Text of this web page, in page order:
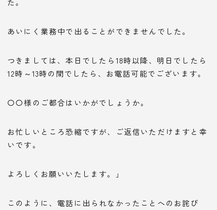
あいにく業務中で出ることができませんでした。
つきましては、本日でしたら18時以降、明日でしたら
12時～13時の間でしたら、お電話可能でございます。
〇〇様のご都合はいかがでしょうか。
お忙しいところ恐縮ですが、ご返信いただけますと幸
いです。
よろしくお願いいたします。」
このように、電話に出られなかったことへのお詫び